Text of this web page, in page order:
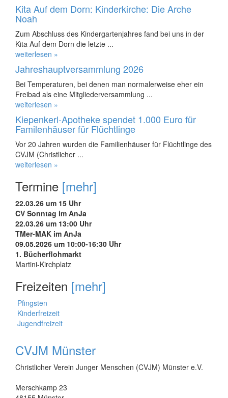
Kita Auf dem Dorn: Kinderkirche: Die Arche
Noah
Zum Abschluss des Kindergartenjahres fand bei uns in der
Kita Auf dem Dorn die letzte ...
weiterlesen »
Jahreshauptversammlung 2026
Bei Temperaturen, bei denen man normalerweise eher ein
Freibad als eine Mitgliederversammlung ...
weiterlesen »
Kiepenkerl-Apotheke spendet 1.000 Euro für
Familenhäuser für Flüchtlinge
Vor 20 Jahren wurden die Familienhäuser für Flüchtlinge des
CVJM (Christlicher ...
weiterlesen »
Termine [mehr]
22.03.26 um 15 Uhr
CV Sonntag im AnJa
22.03.26 um 13:00 Uhr
TMer-MAK im AnJa
09.05.2026 um 10:00-16:30 Uhr
1. Bücherflohmarkt
Martini-Kirchplatz
Freizeiten [mehr]
Pfingsten
Kinderfreizeit
Jugendfreizeit
CVJM Münster
Christlicher Verein Junger Menschen (CVJM) Münster e.V.
Merschkamp 23